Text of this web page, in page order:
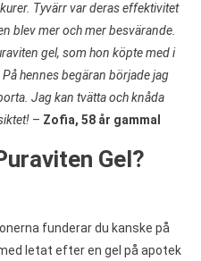
Tyvärr var deras effektivitet
blev mer och mer besvärande.
gel, som hon köpte med i
hennes begäran började jag
Jag kan tvätta och knåda
– Zofia, 58 år gammal
Gel?
funderar du kanske på
letat efter en gel på apotek